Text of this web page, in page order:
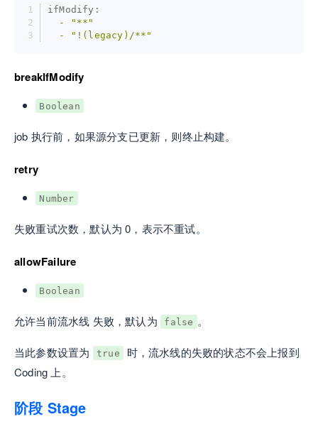
ifModify:
  -
"**"
  -
"!(legacy)/**"
breakIfModify
Boolean
job 执行前，如果源分支已更新，则终止构建。
retry
Number
失败重试次数，默认为 0，表示不重试。
allowFailure
Boolean
允许当前流水线 失败，默认为 false 。
当此参数设置为 true
时，流水线的失败的状态不会上报到
Coding 上。
阶段 Stage